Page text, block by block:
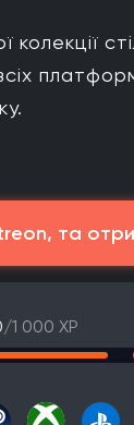
та
/1 000 XP